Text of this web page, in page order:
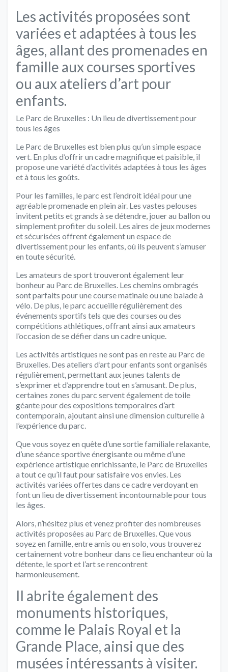
Les activités proposées sont
variées et adaptées à tous les
âges, allant des promenades en
famille aux courses sportives
ou aux ateliers d’art pour
enfants.
Le Parc de Bruxelles : Un lieu de divertissement pour
tous les âges
Le Parc de Bruxelles est bien plus qu’un simple espace
vert. En plus d’offrir un cadre magnifique et paisible, il
propose une variété d’activités adaptées à tous les âges
et à tous les goûts.
Pour les familles, le parc est l’endroit idéal pour une
agréable promenade en plein air. Les vastes pelouses
invitent petits et grands à se détendre, jouer au ballon ou
simplement profiter du soleil. Les aires de jeux modernes
et sécurisées offrent également un espace de
divertissement pour les enfants, où ils peuvent s’amuser
en toute sécurité.
Les amateurs de sport trouveront également leur
bonheur au Parc de Bruxelles. Les chemins ombragés
sont parfaits pour une course matinale ou une balade à
vélo. De plus, le parc accueille régulièrement des
événements sportifs tels que des courses ou des
compétitions athlétiques, offrant ainsi aux amateurs
l’occasion de se défier dans un cadre unique.
Les activités artistiques ne sont pas en reste au Parc de
Bruxelles. Des ateliers d’art pour enfants sont organisés
régulièrement, permettant aux jeunes talents de
s’exprimer et d’apprendre tout en s’amusant. De plus,
certaines zones du parc servent également de toile
géante pour des expositions temporaires d’art
contemporain, ajoutant ainsi une dimension culturelle à
l’expérience du parc.
Que vous soyez en quête d’une sortie familiale relaxante,
d’une séance sportive énergisante ou même d’une
expérience artistique enrichissante, le Parc de Bruxelles
a tout ce qu’il faut pour satisfaire vos envies. Les
activités variées offertes dans ce cadre verdoyant en
font un lieu de divertissement incontournable pour tous
les âges.
Alors, n’hésitez plus et venez profiter des nombreuses
activités proposées au Parc de Bruxelles. Que vous
soyez en famille, entre amis ou en solo, vous trouverez
certainement votre bonheur dans ce lieu enchanteur où la
détente, le sport et l’art se rencontrent
harmonieusement.
Il abrite également des
monuments historiques,
comme le Palais Royal et la
Grande Place, ainsi que des
musées intéressants à visiter.